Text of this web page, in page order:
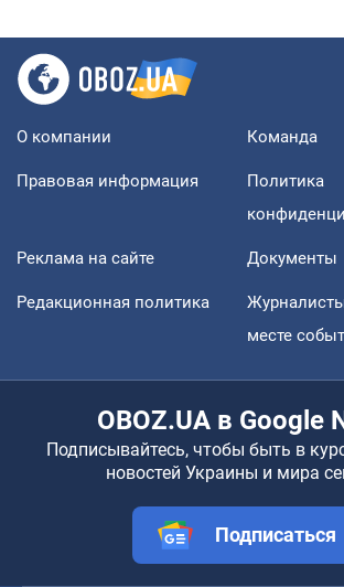
О компании Команда
Правовая информация
Политика
Реклама на сайте Документы
Редакционная политика
месте
OBOZ.UA в Google
Подписывайтесь, чтобы быть в
новостей Украины и мира
Подписаться